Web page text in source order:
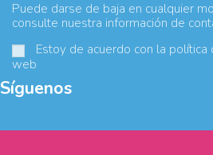
Puede darse de baja en cualquier
consulte nuestra información de
Estoy de acuerdo con la política
web
Síguenos